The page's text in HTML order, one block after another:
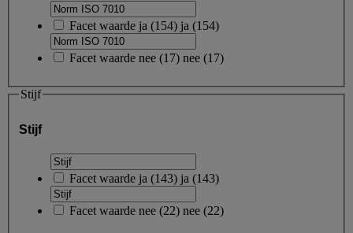
Facet waarde ja (154) ja (154)
Facet waarde nee (17) nee (17)
Stijf
Stijf
Facet waarde ja (143) ja (143)
Facet waarde nee (22) nee (22)